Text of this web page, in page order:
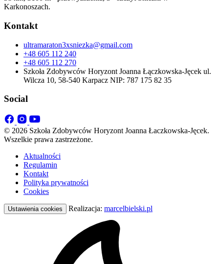
Karkonoszach.
Kontakt
ultramaraton3xsniezka@gmail.com
+48 605 112 240
+48 605 112 270
Szkoła Zdobywców Horyzont Joanna Łączkowska-Jęcek ul.
Wilcza 10, 58-540 Karpacz NIP: 787 175 82 35
Social
© 2026 Szkoła Zdobywców Horyzont Joanna Łaczkowska-Jęcek.
Wszelkie prawa zastrzeżone.
Aktualności
Regulamin
Kontakt
Polityka prywatności
Cookies
Ustawienia cookies Realizacja: marcelbielski.pl